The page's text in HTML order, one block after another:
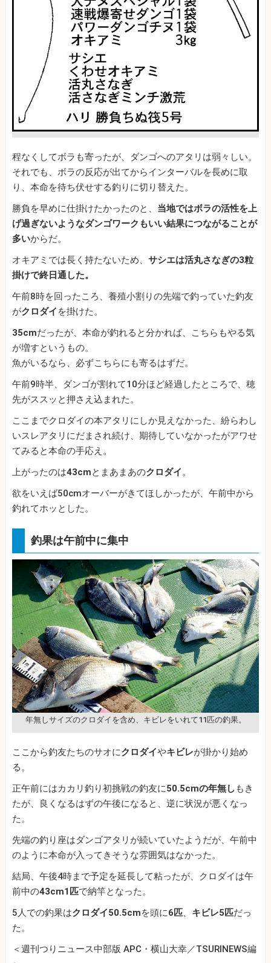
程なくしてボラも寄ったが、ダンゴへのアタリは弱々しい。
それでも、ボラの反応が出てからインターバルを長めに取
り、本命を待ち伏せする釣りに切り替えた。
勝負を早めに仕掛けたかったのと、 当地ではボラの活性を上
げ過ぎないようなダンゴワークもいい結果につながることが
多いからだ。
オキアミでは長く持たないため、 サシエは活丸さなぎの3粒
掛けで終日通した。
午前8時を回ったころ、養殖小割りの先端で釣っていた釣友
がクロダイ を掛けた。
35cmだったが、本命が釣れると分かれば、こちらもやる気
が増すというもの。
魚がいるなら、必ずこちらにも寄るはずだ。
午前9時半、ダンゴが割れて10分ほど経過したところで、穂
先がススッと押さえ込まれた。
ここまでクロダイの本アタリにしか見えなかった、紛らわし
いスレアタリにだまされ続け、期待していなかったがアワせ
てみると本命の手応え。
上がったのは43cmとまあまあのクロダイ。
欲をいえば50cmオーバーがきてほしかったが、午前中から
釣れてホッとした。
釣果は午前中に集中
年無しサイズのクロダイを含め、キビレをいれて11匹の釣果。
ここから釣友たちのサオにクロダイやキビレが掛かり始め
る。
正午前にはカカリ釣り初挑戦の釣友に50.5cmの年無し もき
たが、良くなるはずの午後になると、逆に状況が悪くなっ
た。
先端の釣り座はダンゴアタリが続いていたようだが、午前中
のように本命が入ってきそうな雰囲気はなかった。
結局、午後4時まで予定を延長して粘ったが、クロダイは午
前中の43cm1匹で納竿となった。
5人での釣果はクロダイ50.5cmを頭に6匹、 キビレ5匹だっ
た。
＜週刊つりニュース中部版 APC・横山大幸／TSURINEWS編